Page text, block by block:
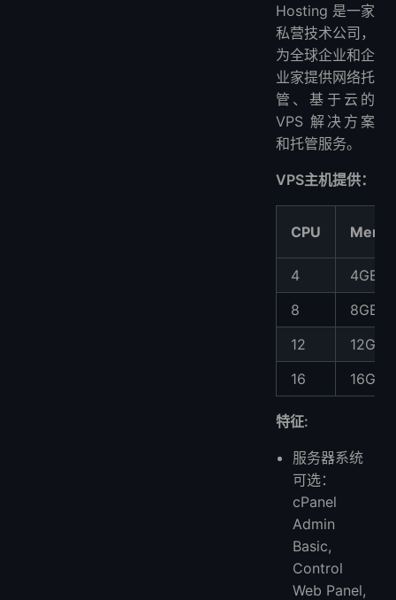
Hosting 是一家
私营技术公司，
为全球企业和企
业家提供网络托
管、基于云的
VPS 解决方案
和托管服务。
VPS主机提供：
CPU
4
4GB
8
8GB
12
12GB
16
16GB
特征:
服务器系统
可选：
cPanel
Admin
Basic,
Control
Web Panel,